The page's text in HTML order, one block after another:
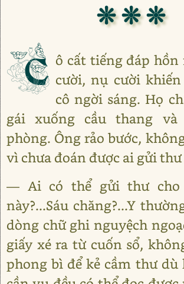
❊ ❊ ❊
C ô cất tiếng đáp
cười, nụ cười
cô ngời sáng. Họ
gái xuống cầu thang
phòng. Ông rảo bước,
vì chưa đoán được ai gửi
― Ai có thể gửi thư cho
này?...Sáu chăng?...Y
dòng chữ ghi nguyệch
giấy xé ra từ cuốn sổ,
phong bì để kẻ cầm thư dù